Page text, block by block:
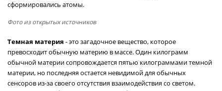
сформировались атомы.
Фото из открытых источников
Темная материя - это загадочное вещество, которое
превосходит обычную материю в массе. Один килограмм
обычной материи сопровождается пятью килограммами темной
материи, но последняя остается невидимой для обычных
сенсоров из-за своего отсутствия взаимодействия со светом.